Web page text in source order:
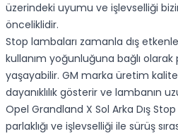
üzerindeki uyumu ve işlevselliği
önceliklidir.
Stop lambaları zamanla dış
kullanım yoğunluğuna bağlı olarak
yaşayabilir. GM marka üretim
dayanıklılık gösterir ve lambanın
Opel Grandland X Sol Arka Dış
parlaklığı ve işlevselliği ile sürüş